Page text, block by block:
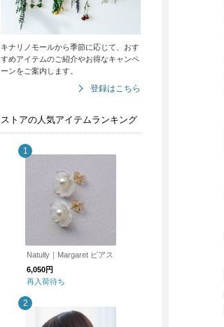
キナリノモールから季節に応じて、おす
すめアイテムのご紹介やお得なキャンペ
ーンをご案内します。
登録はこちら
ストアの人気アイテムランキング
Natully｜Margaret ピアス
6,050円
再入荷待ち